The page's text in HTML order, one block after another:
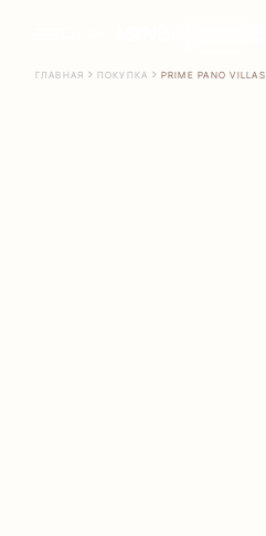
ГЛАВНАЯ ПОКУПКА PRIME PANO VILLAS